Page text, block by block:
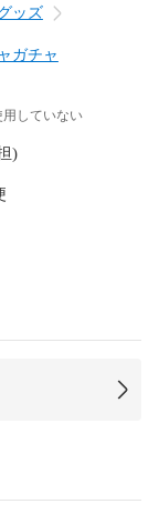
ッズ
ガチャ
していない
)